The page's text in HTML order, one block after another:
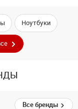
Ноутбуки
Все бренды